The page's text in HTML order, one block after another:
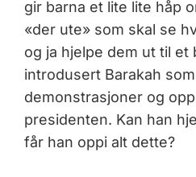
gir barna et lite lite håp
«der ute» som skal se
og ja hjelpe dem ut til et
introdusert Barakah
demonstrasjoner og
presidenten. Kan han
får han oppi alt dette?